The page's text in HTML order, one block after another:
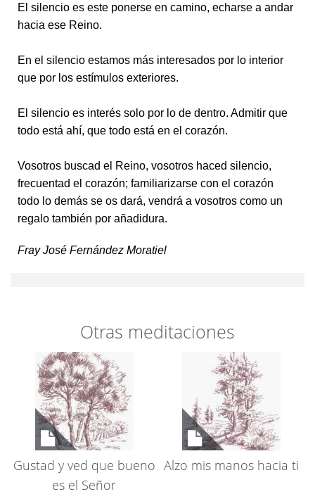
El silencio es este ponerse en camino, echarse a andar
hacia ese Reino.
En el silencio estamos más interesados por lo interior
que por los estímulos exteriores.
El silencio es interés solo por lo de dentro. Admitir que
todo está ahí, que todo está en el corazón.
Vosotros buscad el Reino, vosotros haced silencio,
frecuentad el corazón; familiarizarse con el corazón
todo lo demás se os dará, vendrá a vosotros como un
regalo también por añadidura.
Fray José Fernández Moratiel
Otras meditaciones
Gustad y ved que bueno
es el Señor
Alzo mis manos hacia ti